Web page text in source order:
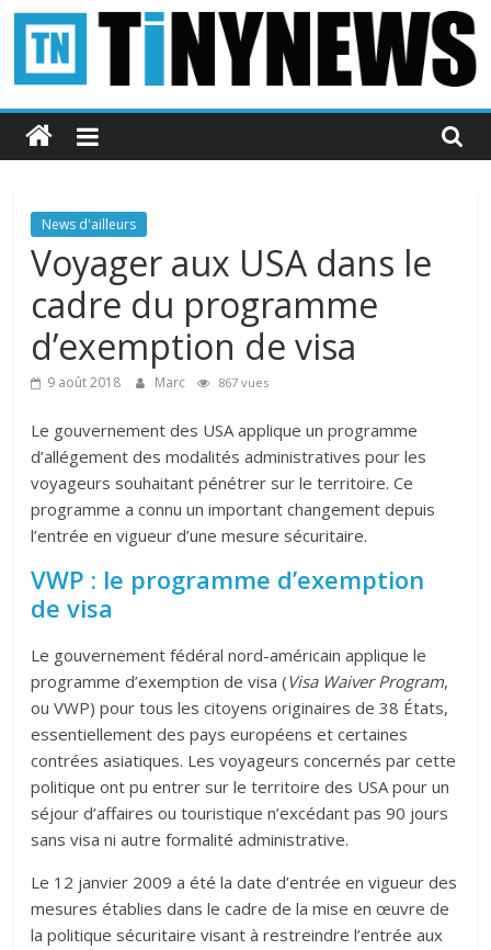
Passer
contenu
Tinynews
Le
belge
connecté
News d'ailleurs
Voyager aux USA dans le
cadre du programme
d’exemption de visa
9 août 2018 Marc 867 vues
Le gouvernement des USA applique un programme
d’allégement des modalités administratives pour les
voyageurs souhaitant pénétrer sur le territoire. Ce
programme a connu un important changement depuis
l’entrée en vigueur d’une mesure sécuritaire.
VWP : le programme d’exemption
de visa
Le gouvernement fédéral nord-américain applique le
programme d’exemption de visa (Visa Waiver Program,
ou VWP) pour tous les citoyens originaires de 38 États,
essentiellement des pays européens et certaines
contrées asiatiques. Les voyageurs concernés par cette
politique ont pu entrer sur le territoire des USA pour un
séjour d’affaires ou touristique n’excédant pas 90 jours
sans visa ni autre formalité administrative.
Le 12 janvier 2009 a été la date d’entrée en vigueur des
mesures établies dans le cadre de la mise en œuvre de
la politique sécuritaire visant à restreindre l’entrée aux